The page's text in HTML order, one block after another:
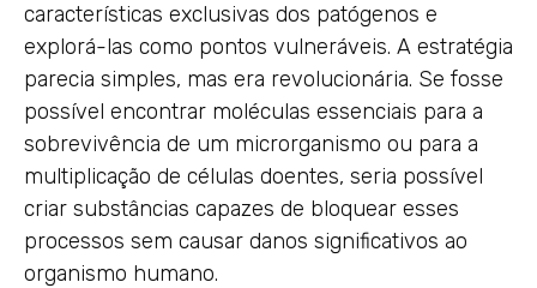
características exclusivas dos patógenos e
explorá-las como pontos vulneráveis. A estratégia
parecia simples, mas era revolucionária. Se fosse
possível encontrar moléculas essenciais para a
sobrevivência de um microrganismo ou para a
multiplicação de células doentes, seria possível
criar substâncias capazes de bloquear esses
processos sem causar danos significativos ao
organismo humano.